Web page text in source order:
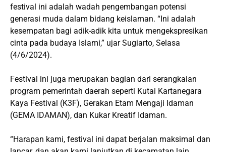
festival ini adalah wadah pengembangan potensi
generasi muda dalam bidang keislaman. “Ini adalah
kesempatan bagi adik-adik kita untuk mengekspresikan
cinta pada budaya Islami,” ujar Sugiarto, Selasa
(4/6/2024).
Festival ini juga merupakan bagian dari serangkaian
program pemerintah daerah seperti Kutai Kartanegara
Kaya Festival (K3F), Gerakan Etam Mengaji Idaman
(GEMA IDAMAN), dan Kukar Kreatif Idaman.
“Harapan kami, festival ini dapat berjalan maksimal dan